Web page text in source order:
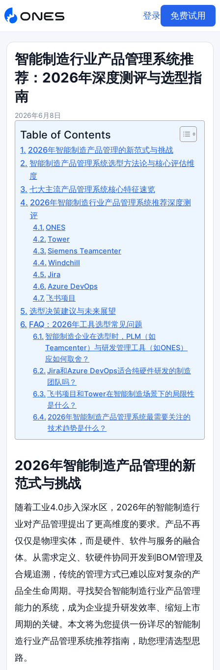
登录 免费试用
智能制造行业产品管理系统推
荐：2026年深度测评与选型指
南
2026年6月8日
Table of Contents
2026年智能制造产品管理的新范式与挑战
智能制造产品管理系统选型方法论与核心评估维
度
七大主流产品管理系统核心特征速览
2026年智能制造行业产品管理系统推荐深度测
评
ONES
Tower
Siemens Teamcenter
Windchill
Jira
Azure DevOps
飞书项目
选型决策建议与未来展望
FAQ：2026年工具选型常见问题
智能制造企业在选型时，PLM（如
Teamcenter）与研发管理工具（如ONES）
应如何取舍？
Jira和Azure DevOps适合纯硬件研发的制造
团队吗？
飞书项目和Tower在智能制造场景下的局限性
是什么？
2026年智能制造产品管理系统最需要关注的
技术趋势是什么？
2026年智能制造产品管理的新
范式与挑战
随着工业4.0步入深水区，2026年的智能制造行
业对产品管理提出了更高维度的要求。产品不再
仅仅是物理实体，而是硬件、软件与服务的融合
体。从需求定义、软硬件协同开发到BOM管理及
合规追溯，传统的管理方式已难以应对复杂的产
品全生命周期。寻找契合智能制造行业产品管理
能力的系统，成为企业提升研发效率、缩短上市
周期的关键。本文将为您提供一份详尽的智能制
造行业产品管理系统推荐指南，助您理清选型思
路。